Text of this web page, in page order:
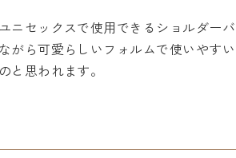
ニセックスで使用できるショルダーバ
がら可愛らしいフォルムで使いやすい
思われます。